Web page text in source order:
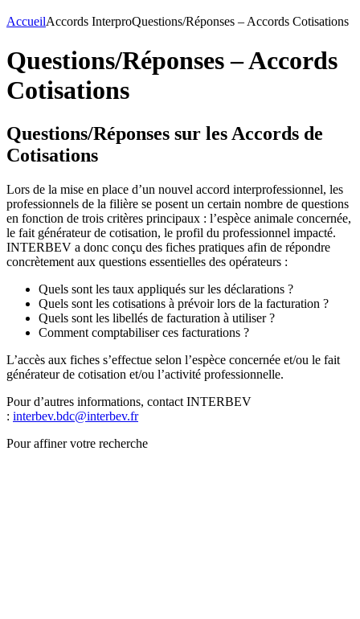
AccueilAccords InterproQuestions/Réponses – Accords Cotisations
Questions/Réponses – Accords
Cotisations
Questions/Réponses sur les Accords de
Cotisations
Lors de la mise en place d’un nouvel accord interprofessionnel, les
professionnels de la filière se posent un certain nombre de questions
en fonction de trois critères principaux : l’espèce animale concernée,
le fait générateur de cotisation, le profil du professionnel impacté.
INTERBEV a donc conçu des fiches pratiques afin de répondre
concrètement aux questions essentielles des opérateurs :
Quels sont les taux appliqués sur les déclarations ?
Quels sont les cotisations à prévoir lors de la facturation ?
Quels sont les libellés de facturation à utiliser ?
Comment comptabiliser ces facturations ?
L’accès aux fiches s’effectue selon l’espèce concernée et/ou le fait
générateur de cotisation et/ou l’activité professionnelle.
Pour d’autres informations, contact INTERBEV
: interbev.bdc@interbev.fr
Pour affiner votre recherche